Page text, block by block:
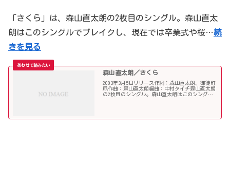
「さくら」は、森山直太朗の2枚目のシングル。森山直太
朗はこのシングルでブレイクし、現在では卒業式や桜…続
きを見る
森山直太朗／さくら
2003年3月5日リリース作詞：森山直太朗、御徒町
凧作曲：森山直太朗編曲：中村タイチ森山直太朗
の2枚目のシングル。森山直太朗はこのシングル